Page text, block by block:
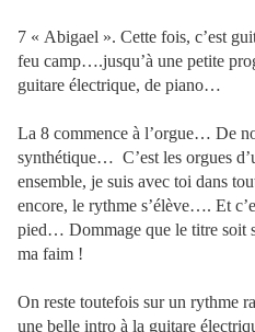
7 « Abigael ». Cette fois, c’est
feu camp….jusqu’à une petite
guitare électrique, de piano…
La 8 commence à l’orgue… De
synthétique… C’est les orgues
ensemble, je suis avec toi dans
encore, le rythme s’élève…. Et
pied… Dommage que le titre soit
ma faim !
On reste toutefois sur un rythme
une belle intro à la guitare